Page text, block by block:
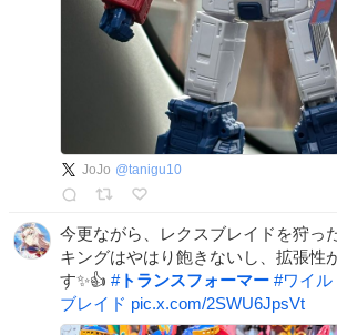
JoJo @tanigu10
今更ながら、レクスブレイドを狩っ
キングはやはり飽きないし、拡張性
す✨👍 #トランスフォーマー #ワイル
ブレイド pic.x.com/2SWU6JpsVt